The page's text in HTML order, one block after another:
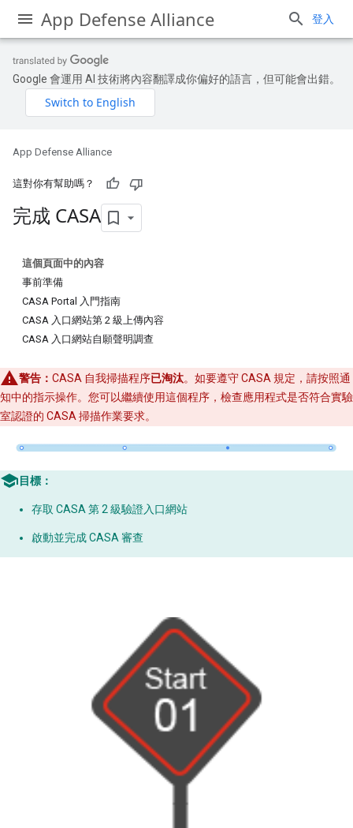
App Defense Alliance 登入
Google 會運用 AI 技術將內容翻譯成你偏好的語言，但可能會出錯。
App Defense Alliance
這對你有幫助嗎？
完成 CASA
這個頁面中的內容
事前準備
CASA Portal 入門指南
CASA 入口網站第 2 級上傳內容
CASA 入口網站自願聲明調查
警告： CASA 自我掃描程序已淘汰。如要遵守 CASA 規定，請按照通
知中的指示操作。您可以繼續使用這個程序，檢查應用程式是否符合實驗
室認證的 CASA 掃描作業要求。
目標：
存取 CASA 第 2 級驗證入口網站
啟動並完成 CASA 審查